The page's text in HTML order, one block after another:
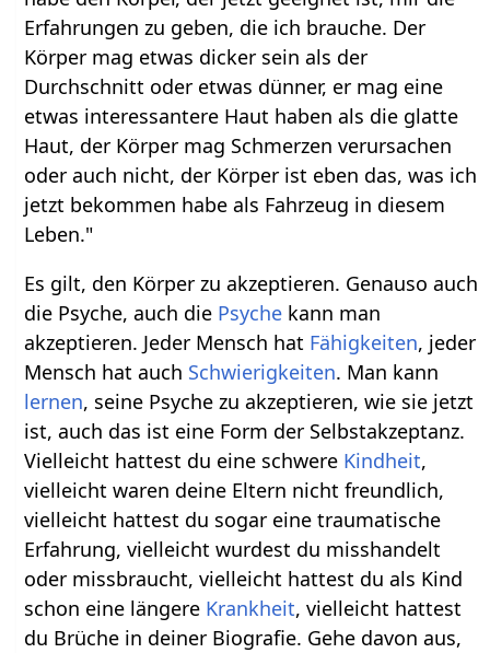
Erfahrungen zu geben, die ich brauche. Der
Körper mag etwas dicker sein als der
Durchschnitt oder etwas dünner, er mag eine
etwas interessantere Haut haben als die glatte
Haut, der Körper mag Schmerzen verursachen
oder auch nicht, der Körper ist eben das, was ich
jetzt bekommen habe als Fahrzeug in diesem
Leben."
Es gilt, den Körper zu akzeptieren. Genauso auch
die Psyche, auch die Psyche kann man
akzeptieren. Jeder Mensch hat Fähigkeiten, jeder
Mensch hat auch Schwierigkeiten. Man kann
lernen, seine Psyche zu akzeptieren, wie sie jetzt
ist, auch das ist eine Form der Selbstakzeptanz.
Vielleicht hattest du eine schwere Kindheit,
vielleicht waren deine Eltern nicht freundlich,
vielleicht hattest du sogar eine traumatische
Erfahrung, vielleicht wurdest du misshandelt
oder missbraucht, vielleicht hattest du als Kind
schon eine längere Krankheit, vielleicht hattest
du Brüche in deiner Biografie. Gehe davon aus,